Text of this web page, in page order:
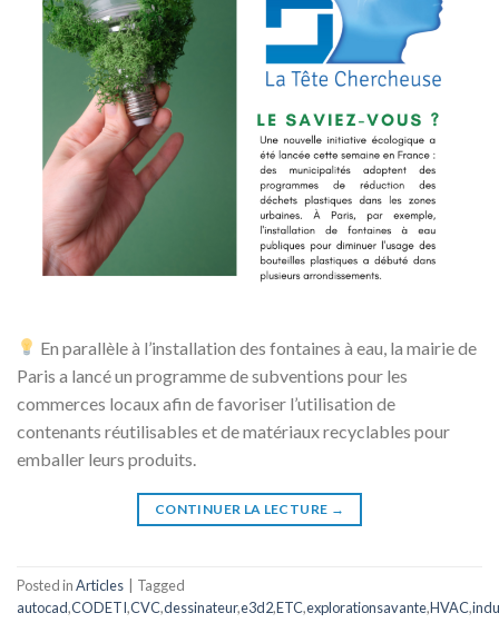
En parallèle à l’installation des fontaines à eau, la mairie de
Paris a lancé un programme de subventions pour les
commerces locaux afin de favoriser l’utilisation de
contenants réutilisables et de matériaux recyclables pour
emballer leurs produits.
CONTINUER LA LECTURE →
Posted inArticles
Tagged
autocad,CODETI,CVC,dessinateur,e3d2,ETC,explorationsavante,HVAC,